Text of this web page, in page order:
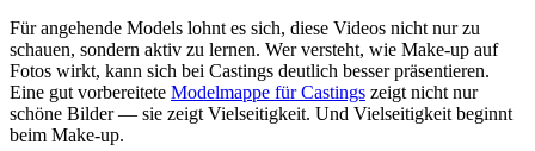
Für angehende Models lohnt es sich, diese Videos nicht nur zu
schauen, sondern aktiv zu lernen. Wer versteht, wie Make-up auf
Fotos wirkt, kann sich bei Castings deutlich besser präsentieren.
Eine gut vorbereitete Modelmappe für Castings zeigt nicht nur
schöne Bilder — sie zeigt Vielseitigkeit. Und Vielseitigkeit beginnt
beim Make-up.